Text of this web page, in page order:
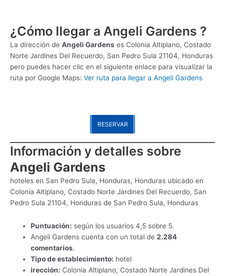
¿Cómo llegar a Angeli Gardens ?
La dirección de Angeli Gardens es Colonia Altiplano, Costado
Norte Jardines Del Recuerdo, San Pedro Sula 21104, Honduras
pero puedes hacer clic en el siguiente enlace para visualizar la
ruta por Google Maps: Ver ruta para llegar a Angeli Gardens
RESERVAR
Información y detalles sobre
Angeli Gardens
hoteles en San Pedro Sula, Honduras, Honduras ubicado en
Colonia Altiplano, Costado Norte Jardines Del Recuerdo, San
Pedro Sula 21104, Honduras de San Pedro Sula, Honduras
Puntuación: según los usuarios 4,5 sobre 5.
Angeli Gardens cuenta con un total de2.284
comentarios.
Tipo de establecimiento: hotel
irección: Colonia Altiplano, Costado Norte Jardines Del